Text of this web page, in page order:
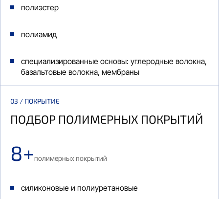
полиэстер
полиамид
специализированные основы: углеродные волокна,
базальтовые волокна, мембраны
03 / ПОКРЫТИЕ
ПОДБОР ПОЛИМЕРНЫХ ПОКРЫТИЙ
8+полимерных покрытий
силиконовые и полиуретановые